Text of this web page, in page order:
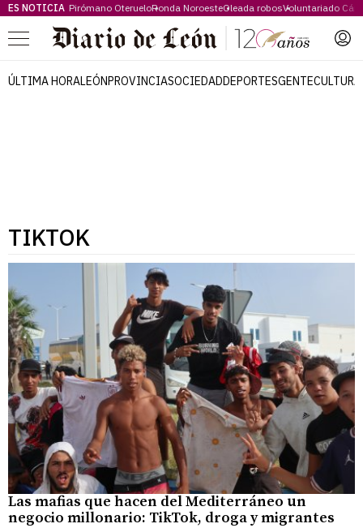
ES NOTICIA Pirómano OterueloRonda NoroesteOleada robosVoluntariado
Menú
ÚLTIMA HORALEÓNPROVINCIASOCIEDADDEPORTESGENTECULTURA
TIKTOK
Las mafias que hacen del Mediterráneo un
negocio millonario: TikTok, droga y migrantes